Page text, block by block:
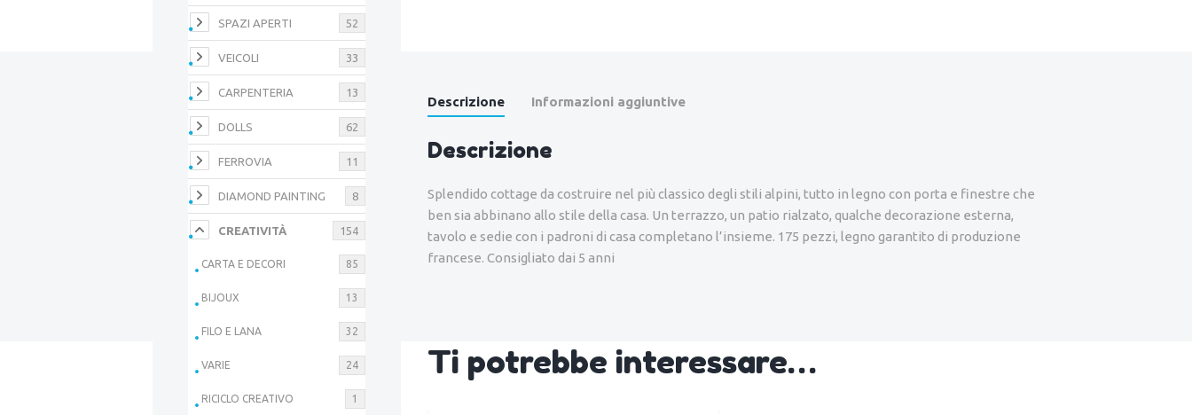
Descrizione Informazioni aggiuntive
Descrizione
Splendido cottage da costruire nel più classico degli stili alpini, tutto in legno con porta e finestre che
ben sia abbinano allo stile della casa. Un terrazzo, un patio rialzato, qualche decorazione esterna,
tavolo e sedie con i padroni di casa completano l’insieme. 175 pezzi, legno garantito di produzione
francese. Consigliato dai 5 anni
Ti potrebbe interessare…
SPAZI APERTI 52
VEICOLI 33
CARPENTERIA 13
DOLLS 62
FERROVIA 11
DIAMOND PAINTING 8
CREATIVITÀ 154
CARTA E DECORI 85
BIJOUX 13
FILO E LANA 32
VARIE 24
RICICLO CREATIVO 1